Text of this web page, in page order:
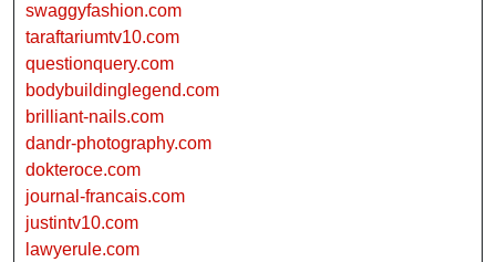
swaggyfashion.com
taraftariumtv10.com
questionquery.com
bodybuildinglegend.com
brilliant-nails.com
dandr-photography.com
dokteroce.com
journal-francais.com
justintv10.com
lawyerule.com